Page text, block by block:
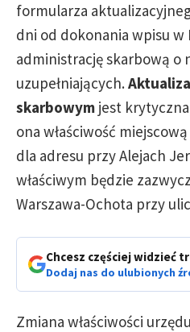
formularza
dni od dokonania wpisu w
administrację skarbową o
uzupełniających.
skarbowym jest
ona właściwość
dla adresu przy Alejach
właściwym będzie
Warszawa-Ochota przy
Chcesz częściej widzieć
Dodaj nas do ulubionych
Zmiana właściwości